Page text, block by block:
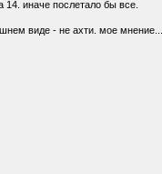
14. иначе послетало бы все.
виде - не ахти. мое мнение...